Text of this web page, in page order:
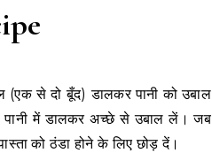
से दो बूँद) डालकर पानी को उबाल
पानी में डालकर अच्छे से उबाल लें। जब
को ठंडा होने के लिए छोड़ दें।